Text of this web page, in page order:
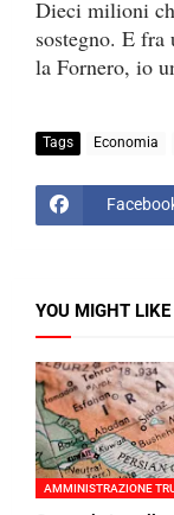
Dieci milioni
sostegno. E fra
la Fornero, io
Tags Economia
YOU MIGHT LIKE
AMMINISTRAZIONE